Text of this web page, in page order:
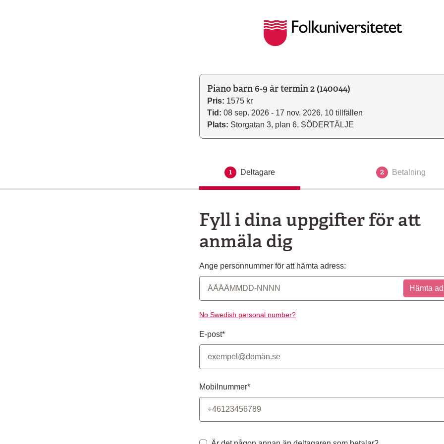
Piano barn 6-9 år termin 2 (140044)
Pris: 1575 kr
Tid: 08 sep. 2026 - 17 nov. 2026, 10 tillfällen
Plats: Storgatan 3, plan 6, SÖDERTÄLJE
1 Aktuellt steg
Deltagare 2 Betalning
Fyll i dina uppgifter för att
anmäla dig
Ange personnummer för att hämta adress:
Hämta
No Swedish personal number?
E-post*
Mobilnummer*